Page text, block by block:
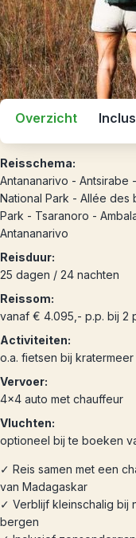
Overzicht
Reisschema:
Antananarivo - Antsirabe
National Park - Allée des
Park - Tsaranoro -
Antananarivo
Reisduur:
25 dagen / 24 nachten
Reissom:
vanaf € 4.095,- p.p. bij 2
Activiteiten:
o.a. fietsen bij
Vervoer:
4x4 auto met chauffeur
Vluchten:
optioneel bij te boeken
✓ Reis samen met een
van Madagaskar
✓ Verblijf kleinschalig bij
bergen